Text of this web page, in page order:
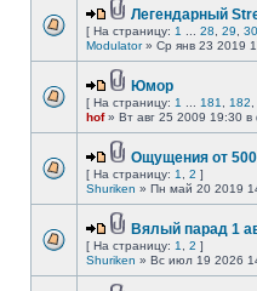
Легендарный
[ На страницу: 1 28 29 30
Modulator» Ср янв 23 2019
Юмор
[ На страницу: 1 181 182
hof» Вт авг 25 2009 19:30 в
Ощущения от
[ На страницу: 1 2 ]
Shuriken » Пн май 20 2019
Вялый парад 1
[ На страницу: 1 2 ]
Shuriken » Вс июл 19 2026